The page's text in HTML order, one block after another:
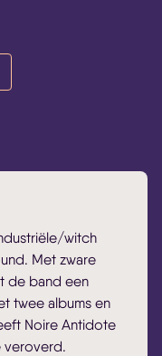
witch
Met zware
de band een
twee albums en
Noire Antidote
veroverd.